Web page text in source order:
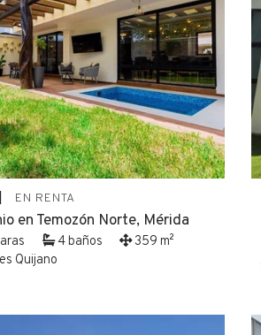
EN RENTA
en Temozón Norte, Mérida
4 baños
359 m²
Quijano